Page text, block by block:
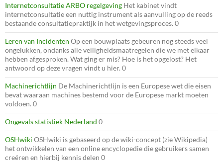
Internetconsultatie ARBO regelgeving Het kabinet vindt
internetconsultatie een nuttig instrument als aanvulling op de reeds
bestaande consultatiepraktijk in het wetgevingsproces. 0
Leren van Incidenten Op een bouwplaats gebeuren nog steeds veel
ongelukken, ondanks alle veiligheidsmaatregelen die we met elkaar
hebben afgesproken. Wat ging er mis? Hoe is het opgelost? Het
antwoord op deze vragen vindt u hier. 0
Machinerichtlijn De Machinerichtlijn is een Europese wet die eisen
bevat waaraan machines bestemd voor de Europese markt moeten
voldoen. 0
Ongevals statistiek Nederland 0
OSHwiki OSHwiki is gebaseerd op de wiki-concept (zie Wikipedia)
het ontwikkelen van een online encyclopedie die gebruikers samen
creëren en hierbij kennis delen 0